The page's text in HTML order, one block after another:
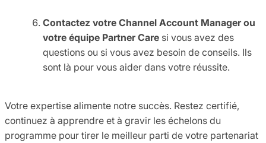
Contactez votre Channel Account Manager ou
votre équipe Partner Care si vous avez des
questions ou si vous avez besoin de conseils. Ils
sont là pour vous aider dans votre réussite.
Votre expertise alimente notre succès. Restez certifié,
continuez à apprendre et à gravir les échelons du
programme pour tirer le meilleur parti de votre partenariat